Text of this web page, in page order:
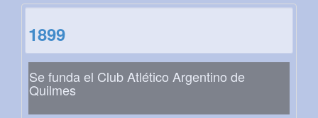
1899
Se funda el Club Atlético Argentino de
Quilmes